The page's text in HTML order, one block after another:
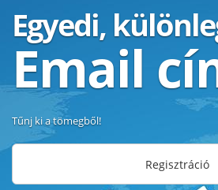
Egyedi,
Email
Tűnj ki a tömegből!
Regisztráció